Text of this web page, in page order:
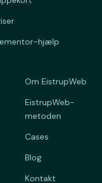
hjælp
Om EistrupWeb
EistrupWeb-
metoden
Cases
Blog
Kontakt